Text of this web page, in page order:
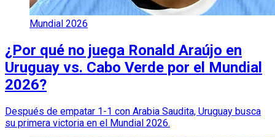
Mundial 2026
¿Por qué no juega Ronald Araújo en
Uruguay vs. Cabo Verde por el Mundial
2026?
Después de empatar 1-1 con Arabia Saudita, Uruguay busca
su primera victoria en el Mundial 2026.